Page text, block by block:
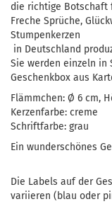
die richtige Botschaft
Freche Sprüche,
Stumpenkerzen
in Deutschland
Sie werden einzeln in
Geschenkbox aus
Flämmchen: Ø 6 cm,
Kerzenfarbe: creme
Schriftfarbe: grau
Ein wunderschönes
Die Labels auf der
variieren (blau oder